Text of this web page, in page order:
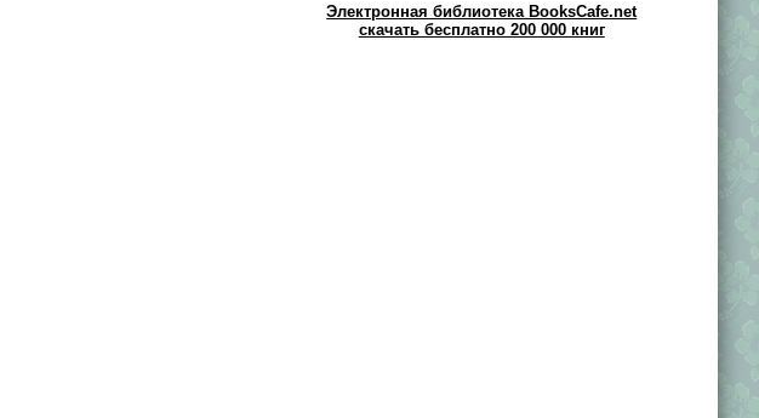
Электронная библиотека BooksCafe.net
скачать бесплатно 200 000 книг